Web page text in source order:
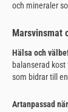
och mineraler
Marsvinsmat
Hälsa och
balanserad
som bidrar till
Artanpassad